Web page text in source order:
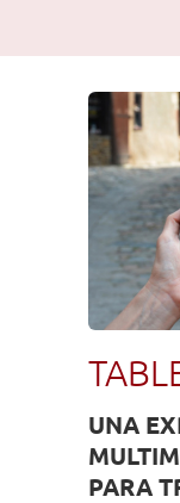
UNA
PARA